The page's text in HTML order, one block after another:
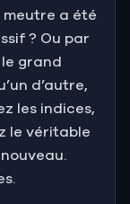
meutre a été
? Ou par
grand
d’autre,
les indices,
le véritable